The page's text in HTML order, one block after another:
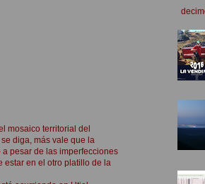
mosaico territorial del
diga, más vale que la
pesar de las imperfecciones
estar en el otro platillo de la